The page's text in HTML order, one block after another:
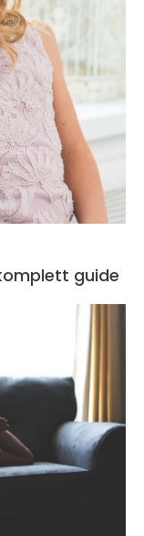
guide